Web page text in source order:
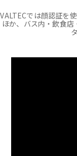
VALTECでは顔認証を
ほか、バス内・飲食